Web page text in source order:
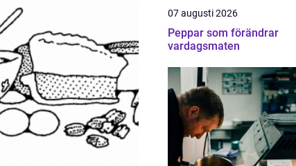
07 augusti 2026
Peppar som förändrar
vardagsmaten